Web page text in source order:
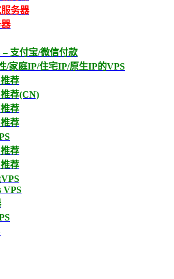
务器
– 支付宝/微信付款
/家庭IP/住宅IP/原生IP的VPS
荐
荐(CN)
荐
荐
荐
荐
VPS